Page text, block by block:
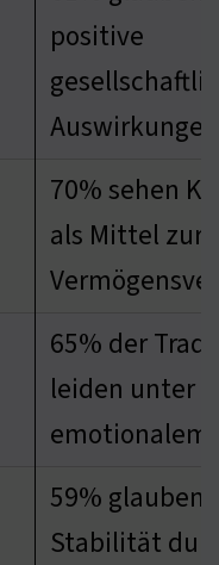
positive
Auswirkungen
70% sehen
als Mittel zur
65% der
leiden unter
emotionalem
59% glauben
Stabilität